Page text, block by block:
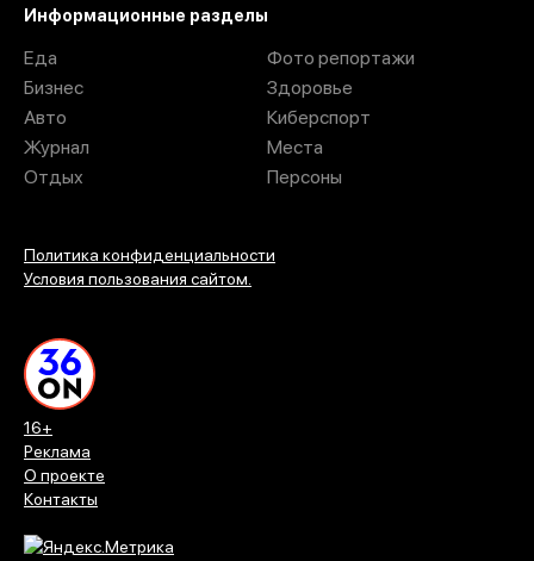
16+
Реклама
О проекте
Контакты
Информационные разделы
Еда
Бизнес
Авто
Журнал
Отдых
Фото репортажи
Здоровье
Киберспорт
Места
Персоны
Политика конфиденциальности
Условия пользования сайтом.